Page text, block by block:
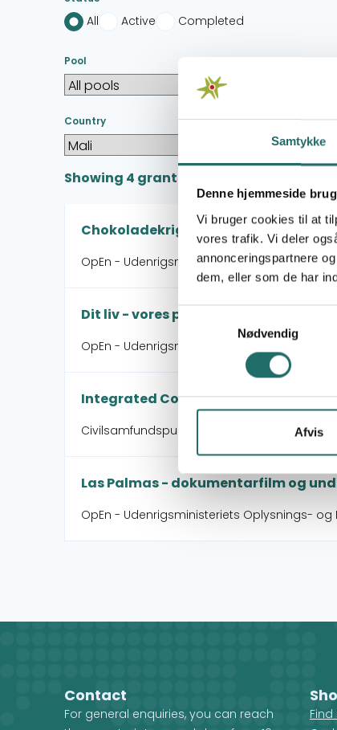
Samtykke
Denne hjemmeside
Vi bruger cookies til at
vores trafik. Vi deler
annonceringspartnere
dem, eller som de har
Samtykkevalg
Nødvendig
Afvis
All Active Completed
Pool
Country
Showing 4 grants
Chokoladekrigen - Hvor kommer
OpEn - Udenrigsministeriets Oplysnings-
Dit liv - vores planet
OpEn - Udenrigsministeriets Oplysnings- og
Integrated Community Development
Civilsamfundspuljen - Udviklingsindsats
Las Palmas - dokumentarfilm og
OpEn - Udenrigsministeriets Oplysnings-
Contact
For general enquiries, you can reach